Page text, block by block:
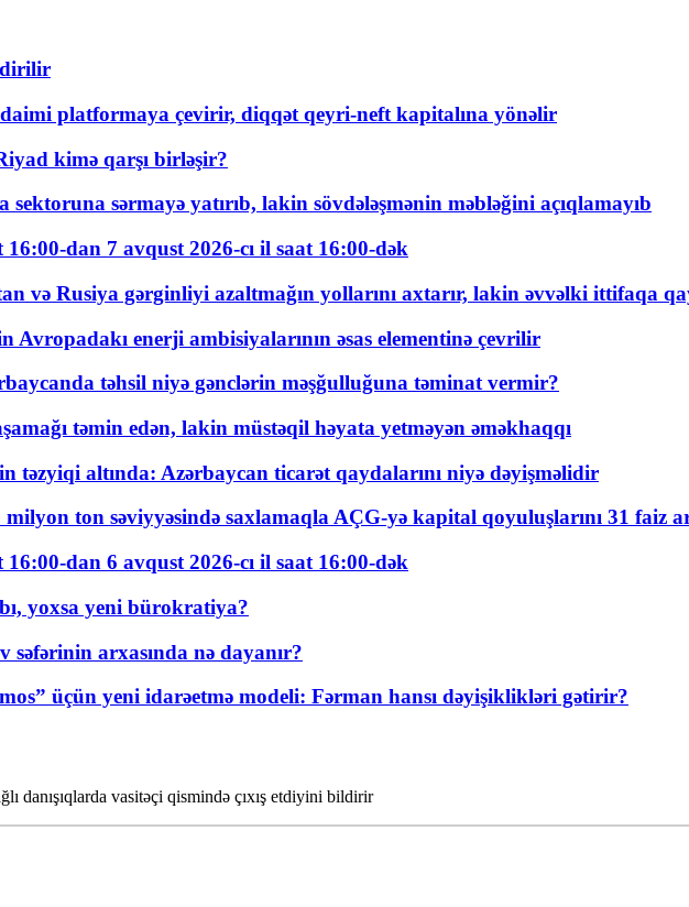
platformaya çevirir, diqqət qeyri-neft kapitalına yönəlir
kimə qarşı birləşir?
sərmayə yatırıb, lakin sövdələşmənin məbləğini açıqlamayıb
dan 7 avqust 2026-cı il saat 16:00-dək
və Rusiya gərginliyi azaltmağın yollarını axtarır, lakin əvvəlki ittifaqa
Avropadakı enerji ambisiyalarının əsas elementinə çevrilir
təhsil niyə gənclərin məşğulluğuna təminat vermir?
təmin edən, lakin müstəqil həyata yetməyən əməkhaqqı
təzyiqi altında: Azərbaycan ticarət qaydalarını niyə dəyişməlidir
milyon ton səviyyəsində saxlamaqla AÇG-yə kapital qoyuluşlarını 31 faiz
dan 6 avqust 2026-cı il saat 16:00-dək
yoxsa yeni bürokratiya?
arxasında nə dayanır?
üçün yeni idarəetmə modeli: Fərman hansı dəyişiklikləri gətirir?
danışıqlarda vasitəçi qismində çıxış etdiyini bildirir